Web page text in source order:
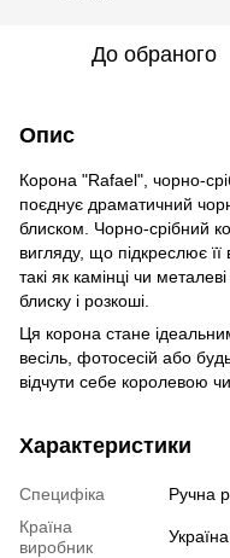
До обраного
Опис
Корона "Rafael", чорно-
поєднує драматичний
блиском. Чорно-срібний
вигляду, що підкреслює її
такі як камінці чи
блиску і розкоші.
Ця корона стане
весіль, фотосесій або
відчути себе королевою
Характеристики
Специфіка
Ручна
Країна
виробник
Україна